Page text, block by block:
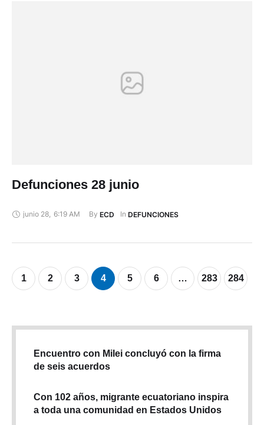
Defunciones 28 junio
junio 28, 6:19 AM By ECD In DEFUNCIONES
1 2 3 4 5 6 … 283 284
Encuentro con Milei concluyó con la firma
de seis acuerdos
Con 102 años, migrante ecuatoriano inspira
a toda una comunidad en Estados Unidos